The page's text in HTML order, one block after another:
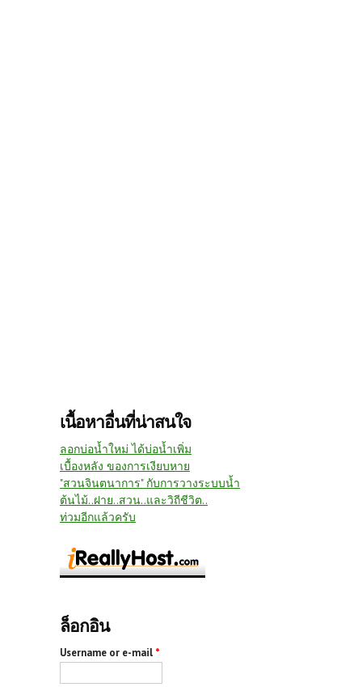
เนื้อหาอื่นที่น่าสนใจ
ลอกบ่อน้ำใหม่ ได้บ่อน้ำเพิ่ม
เบื้องหลัง ของการเงียบหาย
"สวนจินตนาการ" กับการวางระบบน้ำ
ต้นไม้..ฝาย..สวน..และวิถีชีวิต..
ท่วมอีกแล้วครับ
ล็อกอิน
Username or e-mail *